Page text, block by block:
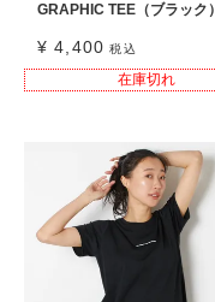
GRAPHIC TEE（ブラック）
¥ 4,400 税込
在庫切れ